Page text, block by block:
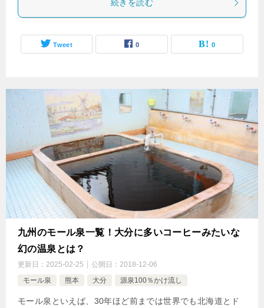
続きを読む
Tweet 0 0
九州のモール泉一覧！大分に多いコーヒーみたいな
幻の温泉とは？
更新日： 2025-02-25 公開日： 2018-12-06
モール泉
熊本 大分 源泉100％かけ流し
モール泉といえば、30年ほど前までは世界でも北海道とド